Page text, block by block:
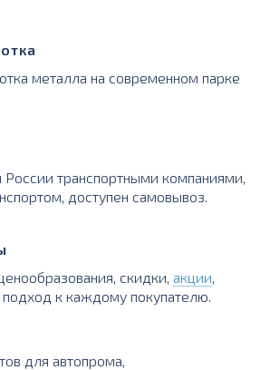
металла на современном парке
России транспортными компаниями,
доступен самовывоз.
скидки, акции
к каждому покупателю.
для автопрома,